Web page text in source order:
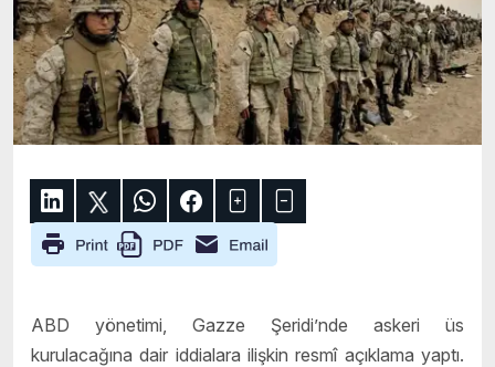
ABD yönetimi, Gazze Şeridi’nde askeri üs
kurulacağına dair iddialara ilişkin resmî açıklama yaptı.